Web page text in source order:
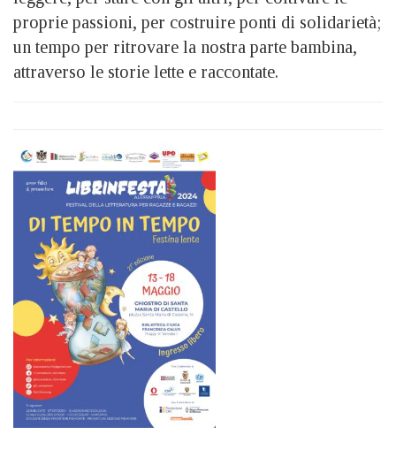
proprie passioni, per costruire ponti di solidarietà;
un tempo per ritrovare la nostra parte bambina,
attraverso le storie lette e raccontate.